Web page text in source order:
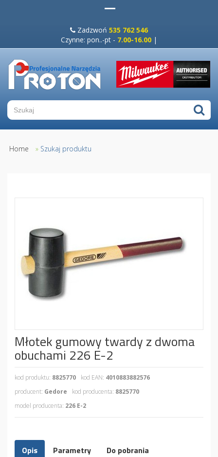
Zadzwoń 535 762 546
Czynne: pon..-pt - 7.00-16.00 |
Home » Szukaj produktu
Młotek gumowy twardy z dwoma
obuchami 226 E-2
kod produktu: 8825770 kod EAN: 4010883882576
producent: Gedore kod producenta: 8825770
model producenta: 226 E-2
Opis Parametry Do pobrania